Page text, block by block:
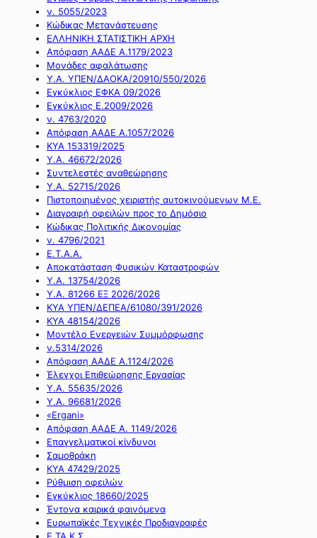
ν. 5055/2023
Κώδικας Μετανάστευσης
ΕΛΛΗΝΙΚΗ ΣΤΑΤΙΣΤΙΚΗ ΑΡΧΗ
Απόφαση ΑΑΔΕ Α.1179/2023
Μονάδες αφαλάτωσης
Υ.Α. ΥΠΕΝ/ΔΑΟΚΑ/20910/550/2026
Εγκύκλιος ΕΦΚΑ 09/2026
Εγκύκλιος Ε.2009/2026
ν. 4763/2020
Απόφαση ΑΑΔΕ Α.1057/2026
ΚΥΑ 153319/2025
Υ.Α. 46672/2026
Συντελεστές αναθεώρησης
Υ.Α. 52715/2026
Πιστοποιημένος χειριστής αυτοκινούμενων Μ.Ε.
Διαγραφή οφειλών προς το Δημόσιο
Κώδικας Πολιτικής Δικονομίας
ν. 4796/2021
Ε.Τ.Α.Α.
Αποκατάσταση Φυσικών Καταστροφών
Υ.Α. 13754/2026
Υ.Α. 81266 ΕΞ 2026/2026
ΚΥΑ ΥΠΕΝ/ΔΕΠΕΑ/61080/391/2026
ΚΥΑ 48154/2026
Μοντέλο Ενεργειών Συμμόρφωσης
ν.5314/2026
Απόφαση ΑΑΔΕ Α.1124/2026
Έλεγχοι Επιθεώρησης Εργασίας
Υ.Α. 55635/2026
Υ.Α. 96681/2026
«Ergani»
Απόφαση ΑΑΔΕ Α. 1149/2026
Επαγγελματικοί κίνδυνοι
Σαμοθράκη
ΚΥΑ 47429/2025
Ρύθμιση οφειλών
Εγκύκλιος 18660/2025
Έντονα καιρικά φαινόμενα
Ευρωπαϊκές Τεχνικές Προδιαγραφές